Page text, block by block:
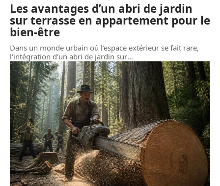
Les avantages d’un abri de jardin
sur terrasse en appartement pour le
bien-être
Dans un monde urbain où l’espace extérieur se fait rare,
l'intégration d'un abri de jardin sur…